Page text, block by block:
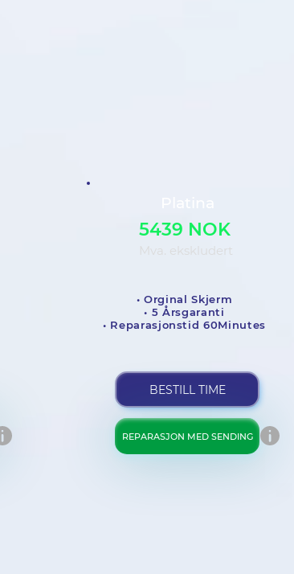
5439 NOK
Mva. ekskludert
• Orginal Skjerm
• 5 Årsgaranti
• Reparasjonstid 60Minutes
BESTILL TIME
REPARASJON MED SENDING